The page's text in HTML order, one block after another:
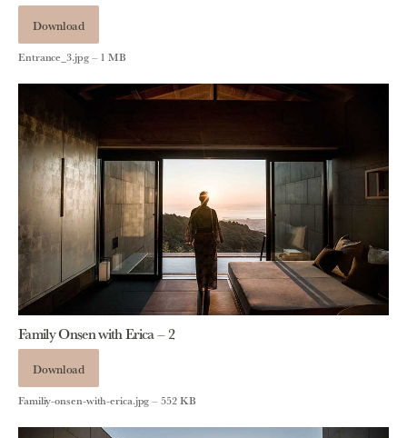
Download
Entrance_3.jpg – 1 MB
Family Onsen with Erica – 2
Download
Familiy-onsen-with-erica.jpg – 552 KB